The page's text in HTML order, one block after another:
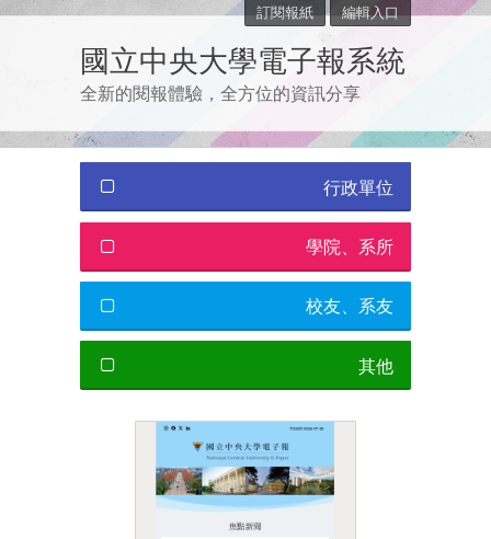
編輯入口
訂閱報紙
國立中央大學電子報系統
全新的閱報體驗，全方位的資訊分享
行政單位
學院、系所
校友、系友
其他